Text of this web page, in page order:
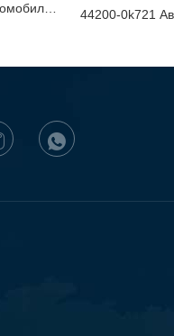
44200-06280 Автомобилен кормилен механизъм